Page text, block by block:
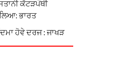
ਕੱਟੜਪੰਥੀ
ਭਾਰਤ
ਹੋਵੇ ਦਰਜ : ਜਾਖੜ